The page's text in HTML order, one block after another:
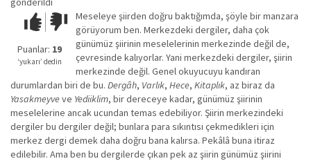
Çok iyi!O
kadar
iyi
değil!
Puanlar: 19
‘yukarı’ dedin
Meseleye şiirden doğru baktığımda, şöyle bir manzara
görüyorum ben. Merkezdeki dergiler, daha çok
günümüz şiirinin meselelerinin merkezinde değil de,
çevresinde kalıyorlar. Yani merkezdeki dergiler, şiirin
merkezinde değil. Genel okuyucuyu kandıran
durumlardan biri de bu. Dergâh, Varlık, Hece, Kitaplık, az biraz da
Yasakmeyveve Yediiklim, bir dereceye kadar, günümüz şiirinin
meselelerine ancak ucundan temas edebiliyor. Şiirin merkezindeki
dergiler bu dergiler değil; bunlara para sıkıntısı çekmedikleri için
merkez dergi demek daha doğru bana kalırsa. Pekâlâ buna itiraz
edilebilir. Ama ben bu dergilerde çıkan pek az şiirin günümüz şiirini